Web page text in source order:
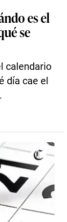
es el
se
calendario
día cae el